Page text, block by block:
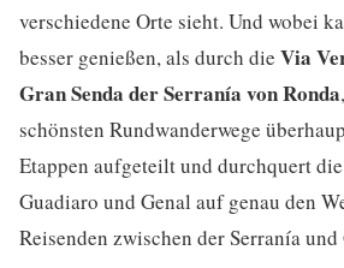
verschiedene Orte sieht. Und wobei
besser genießen, als durch die Via
Gran Senda der Serranía von Ronda
schönsten Rundwanderwege
Etappen aufgeteilt und durchquert
Guadiaro und Genal auf genau den
Reisenden zwischen der Serranía